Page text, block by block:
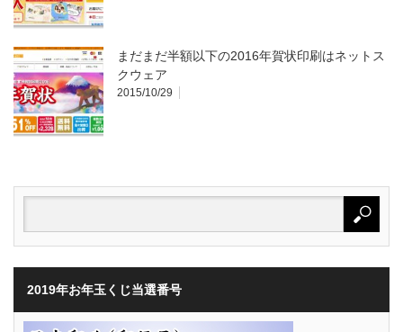
まだまだ半額以下の2016年賀状印刷はネットス
クウェア
2015/10/29
2019年お年玉くじ当選番号